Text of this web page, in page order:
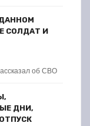
СОЛДАТ И
об СВО
ДНИ,